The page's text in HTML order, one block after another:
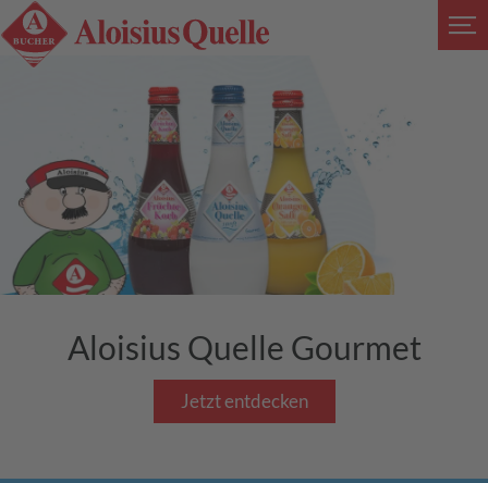
Aloisius Quelle Gourmet
Jetzt entdecken